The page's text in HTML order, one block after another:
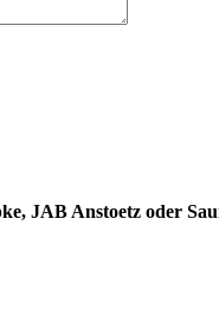
JAB Anstoetz oder